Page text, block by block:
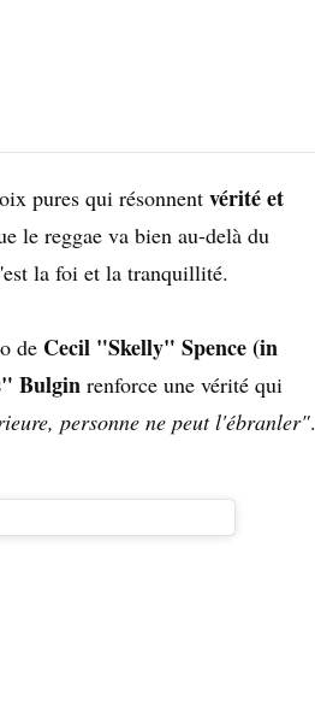
pures qui résonnent vérité et
le reggae va bien au-delà du
la foi et la tranquillité.
de Cecil "Skelly" Spence (in
Bulgin renforce une vérité qui
personne ne peut l'ébranler".